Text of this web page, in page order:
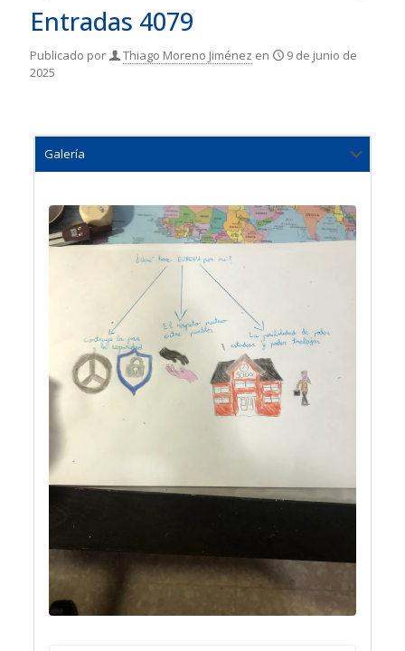
Entradas 4079
Publicado por Thiago Moreno Jiménez en
9 de junio de
2025